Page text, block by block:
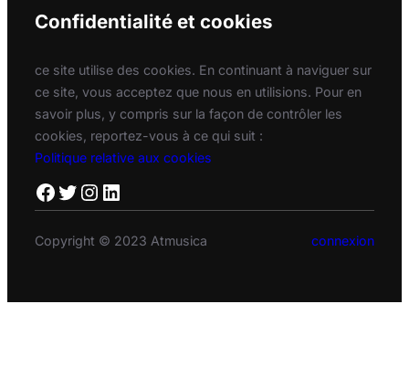
Confidentialité et cookies
ce site utilise des cookies. En continuant à naviguer sur
ce site, vous acceptez que nous en utilisions. Pour en
savoir plus, y compris sur la façon de contrôler les
cookies, reportez-vous à ce qui suit :
Politique relative aux cookies
Facebook Twitter Instagram LinkedIn
Copyright © 2023 Atmusica connexion